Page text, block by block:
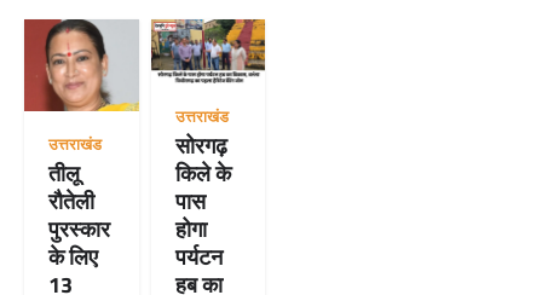
उत्तराखंड
तीलू
रौतेली
पुरस्कार
के लिए
13
उत्तराखंड
सोरगढ़
किले के
पास
होगा
पर्यटन
हब का